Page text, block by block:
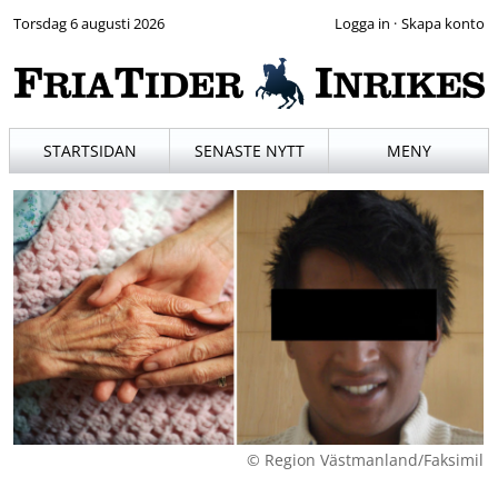
Torsdag 6 augusti 2026 ·
STARTSIDAN SENASTE NYTT MENY
© Region Västmanland/Faksimil